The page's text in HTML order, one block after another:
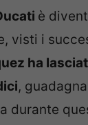
è
visti i
ha
,
durante